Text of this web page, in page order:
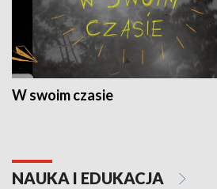
W swoim czasie
NAUKA I EDUKACJA